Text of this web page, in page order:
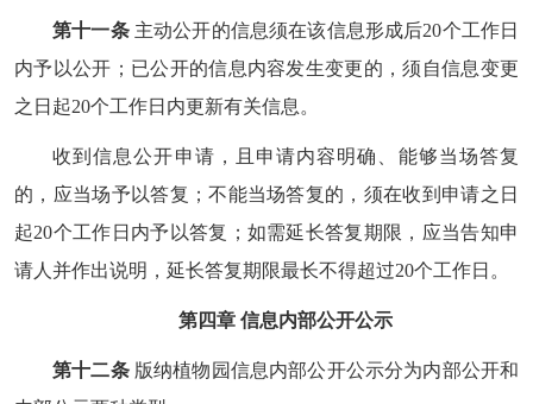
第十一条主动公开的信息须在该信息形成后20个工作日
内予以公开；已公开的信息内容发生变更的，须自信息变更
之日起20个工作日内更新有关信息。
收到信息公开申请，且申请内容明确、能够当场答复
的，应当场予以答复；不能当场答复的，须在收到申请之日
起20个工作日内予以答复；如需延长答复期限，应当告知申
请人并作出说明，延长答复期限最长不得超过20个工作日。
第四章 信息内部公开公示
第十二条版纳植物园信息内部公开公示分为内部公开和